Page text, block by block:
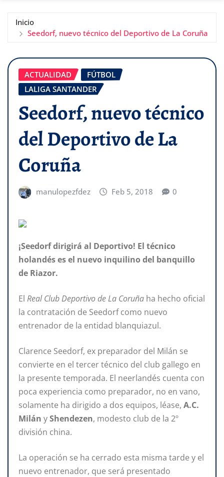
Inicio
Seedorf, nuevo técnico del Deportivo de La Coruña
ACTUALIDAD
FÚTBOL
LALIGA SANTANDER
Seedorf, nuevo técnico
del Deportivo de La
Coruña
manulopezfdez Feb 5, 2018 0
¡Seedorf dirigirá al Deportivo! El técnico
holandés es el nuevo inquilino del banquillo
de Riazor.
El Real Club Deportivo de La Coruña ha hecho oficial
la contratación de Seedorf como nuevo
entrenador de la entidad blanquiazul.
Clarence Seedorf, ex preparador del Milán se
convierte en el tercer técnico del club gallego en
la presente temporada. El neerlandés cuenta con
poca experiencia como preparador, no en vano,
solamente ha dirigido a dos equipos, léase, A.C.
Milán yShendezen, modesto club de la 2º
división china.
La operación se ha cerrado esta misma tarde y el
nuevo entrenador, que será presentado